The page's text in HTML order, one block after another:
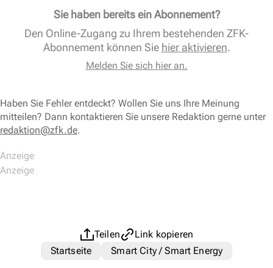
Sie haben bereits ein Abonnement?
Den Online-Zugang zu Ihrem bestehenden ZFK-
Abonnement können Sie hier aktivieren.
Melden Sie sich hier an.
Haben Sie Fehler entdeckt? Wollen Sie uns Ihre Meinung
mitteilen? Dann kontaktieren Sie unsere Redaktion gerne unter
redaktion@zfk.de.
Teilen
Link kopieren
Startseite
Smart City / Smart Energy